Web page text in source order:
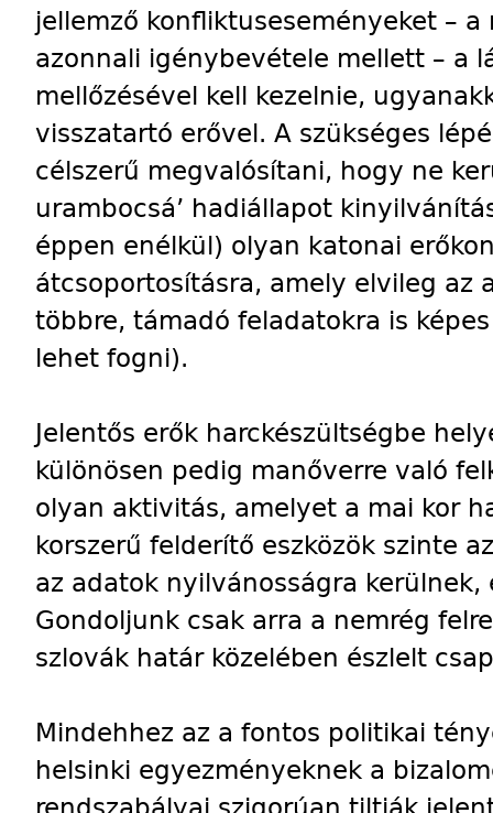
jellemző konfliktuseseményeket –
azonnali igénybevétele mellett – a
mellőzésével kell kezelnie,
visszatartó erővel. A szükséges
célszerű megvalósítani, hogy ne
urambocsá’ hadiállapot
éppen enélkül) olyan katonai
átcsoportosításra, amely elvileg az
többre, támadó feladatokra is
lehet fogni).
Jelentős erők harckészültségbe
különösen pedig manőverre való
olyan aktivitás, amelyet a mai kor
korszerű felderítő eszközök szinte
az adatok nyilvánosságra
Gondoljunk csak arra a nemrég
szlovák határ közelében észlelt
Mindehhez az a fontos politikai
helsinki egyezményeknek a